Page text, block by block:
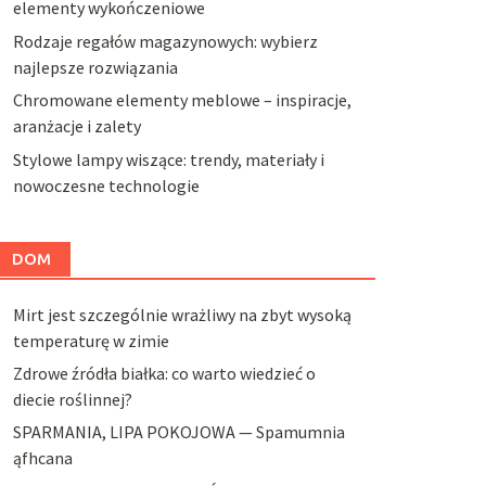
elementy wykończeniowe
Rodzaje regałów magazynowych: wybierz
najlepsze rozwiązania
Chromowane elementy meblowe – inspiracje,
aranżacje i zalety
Stylowe lampy wiszące: trendy, materiały i
nowoczesne technologie
DOM
Mirt jest szczególnie wrażliwy na zbyt wysoką
temperaturę w zimie
Zdrowe źródła białka: co warto wiedzieć o
diecie roślinnej?
SPARMANIA, LIPA POKOJOWA — Spamumnia
ąfhcana